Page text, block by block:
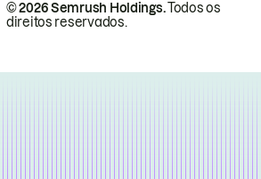
© 2026 Semrush Holdings.Todos os
direitos reservados.